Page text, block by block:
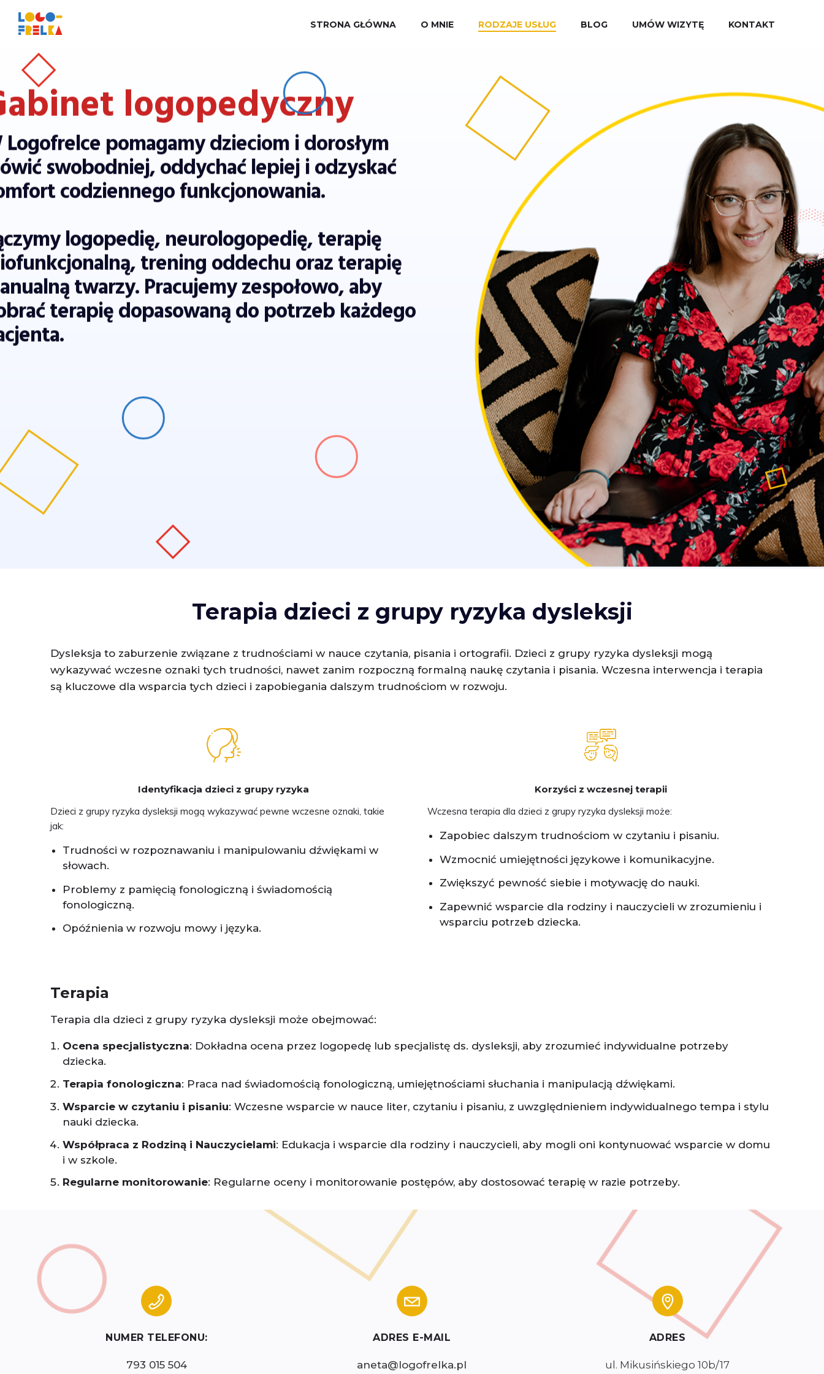
STRONA GŁÓWNA O MNIE RODZAJE USŁUG BLOG UMÓW WIZYTĘ KONTAKT
logopedyczny
Logofrelce pomagamy dzieciom i dorosłym
swobodniej, oddychać lepiej i odzyskać
codziennego funkcjonowania.
logopedię, neurologopedię, terapię
trening oddechu oraz terapię
twarzy. Pracujemy zespołowo, aby
terapię dopasowaną do potrzeb każdego
Terapia dzieci z grupy ryzyka dysleksji
Dysleksja to zaburzenie związane z trudnościami w nauce czytania, pisania i ortografii. Dzieci z grupy ryzyka dysleksji mogą
wykazywać wczesne oznaki tych trudności, nawet zanim rozpoczną formalną naukę czytania i pisania. Wczesna interwencja i terapia
są kluczowe dla wsparcia tych dzieci i zapobiegania dalszym trudnościom w rozwoju.
Identyfikacja dzieci z grupy ryzyka
Dzieci z grupy ryzyka dysleksji mogą wykazywać pewne wczesne oznaki, takie
jak:
Trudności w rozpoznawaniu i manipulowaniu dźwiękami w
słowach.
Problemy z pamięcią fonologiczną i świadomością
fonologiczną.
Opóźnienia w rozwoju mowy i języka.
Korzyści z wczesnej terapii
Wczesna terapia dla dzieci z grupy ryzyka dysleksji może:
Zapobiec dalszym trudnościom w czytaniu i pisaniu.
Wzmocnić umiejętności językowe i komunikacyjne.
Zwiększyć pewność siebie i motywację do nauki.
Zapewnić wsparcie dla rodziny i nauczycieli w zrozumieniu i
wsparciu potrzeb dziecka.
Terapia
Terapia dla dzieci z grupy ryzyka dysleksji może obejmować:
Ocena specjalistyczna: Dokładna ocena przez logopedę lub specjalistę ds. dysleksji, aby zrozumieć indywidualne potrzeby
dziecka.
Terapia fonologiczna: Praca nad świadomością fonologiczną, umiejętnościami słuchania i manipulacją dźwiękami.
Wsparcie w czytaniu i pisaniu: Wczesne wsparcie w nauce liter, czytaniu i pisaniu, z uwzględnieniem indywidualnego tempa i stylu
nauki dziecka.
Współpraca z Rodziną i Nauczycielami: Edukacja i wsparcie dla rodziny i nauczycieli, aby mogli oni kontynuować wsparcie w domu
i w szkole.
Regularne monitorowanie: Regularne oceny i monitorowanie postępów, aby dostosować terapię w razie potrzeby.
NUMER TELEFONU:
793 015 504
ADRES E-MAIL
aneta@logofrelka.pl
ADRES
ul. Mikusińskiego 10b/17